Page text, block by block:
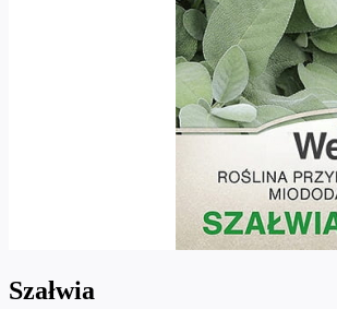
Szałwia